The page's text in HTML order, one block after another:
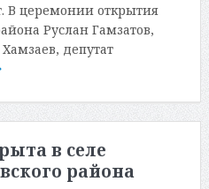
В церемонии открытия
Руслан Гамзатов,
депутат
в селе
района